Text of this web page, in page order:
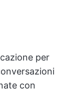
per
con